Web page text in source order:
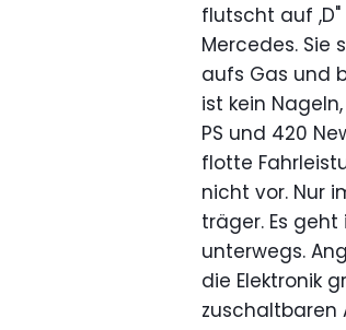
flutscht auf
Mercedes. Sie
aufs Gas und
ist kein
PS und 420
flotte
nicht vor. Nur
träger. Es
unterwegs.
die Elektronik
zuschaltbaren